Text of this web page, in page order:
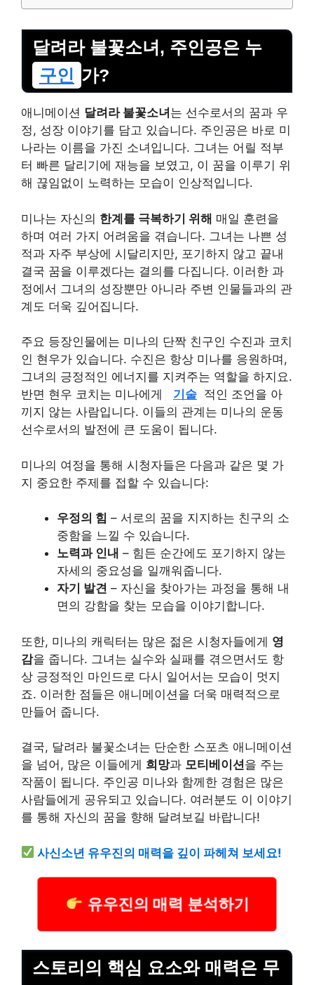
달려라 불꽃소녀, 주인공은 누
구인 가?
애니메이션 달려라 불꽃소녀 는 선수로서의 꿈과 우
정, 성장 이야기를 담고 있습니다. 주인공은 바로 미
나라는 이름을 가진 소녀입니다. 그녀는 어릴 적부
터 빠른 달리기에 재능을 보였고, 이 꿈을 이루기 위
해 끊임없이 노력하는 모습이 인상적입니다.
미나는 자신의 한계를 극복하기 위해 매일 훈련을
하며 여러 가지 어려움을 겪습니다. 그녀는 나쁜 성
적과 자주 부상에 시달리지만, 포기하지 않고 끝내
결국 꿈을 이루겠다는 결의를 다집니다. 이러한 과
정에서 그녀의 성장뿐만 아니라 주변 인물들과의 관
계도 더욱 깊어집니다.
주요 등장인물에는 미나의 단짝 친구인 수진과 코치
인 현우가 있습니다. 수진은 항상 미나를 응원하며,
그녀의 긍정적인 에너지를 지켜주는 역할을 하지요.
반면 현우 코치는 미나에게
기술 적인 조언을 아
끼지 않는 사람입니다. 이들의 관계는 미나의 운동
선수로서의 발전에 큰 도움이 됩니다.
미나의 여정을 통해 시청자들은 다음과 같은 몇 가
지 중요한 주제를 접할 수 있습니다:
우정의 힘 – 서로의 꿈을 지지하는 친구의 소
중함을 느낄 수 있습니다.
노력과 인내 – 힘든 순간에도 포기하지 않는
자세의 중요성을 일깨워줍니다.
자기 발견 – 자신을 찾아가는 과정을 통해 내
면의 강함을 찾는 모습을 이야기합니다.
또한, 미나의 캐릭터는 많은 젊은 시청자들에게 영
감을 줍니다. 그녀는 실수와 실패를 겪으면서도 항
상 긍정적인 마인드로 다시 일어서는 모습이 멋지
죠. 이러한 점들은 애니메이션을 더욱 매력적으로
만들어 줍니다.
결국, 달려라 불꽃소녀는 단순한 스포츠 애니메이션
을 넘어, 많은 이들에게 희망과 모티베이션을 주는
작품이 됩니다. 주인공 미나와 함께한 경험은 많은
사람들에게 공유되고 있습니다. 여러분도 이 이야기
를 통해 자신의 꿈을 향해 달려보길 바랍니다!
사신소년 유우진의 매력을 깊이 파헤쳐 보세요!
유우진의 매력 분석하기
스토리의 핵심 요소와 매력은 무